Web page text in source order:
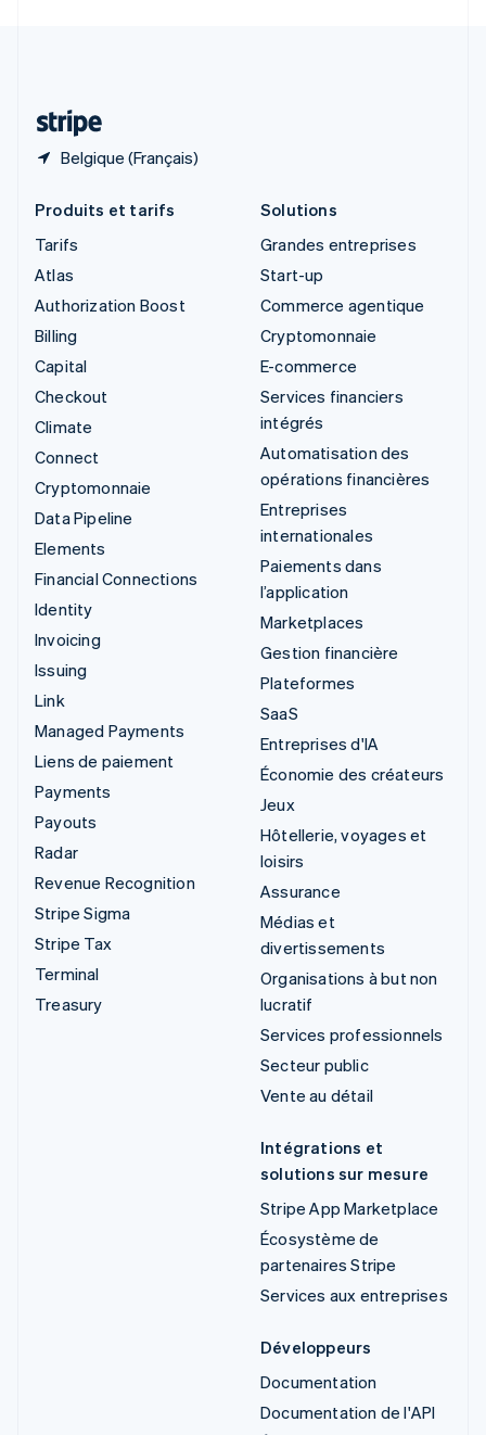
Belgique (Français)
Produits et tarifs
Tarifs
Atlas
Authorization Boost
Billing
Capital
Checkout
Climate
Connect
Cryptomonnaie
Data Pipeline
Elements
Financial Connections
Identity
Invoicing
Issuing
Link
Managed Payments
Liens de paiement
Payments
Payouts
Radar
Revenue Recognition
Stripe Sigma
Stripe Tax
Terminal
Treasury
Solutions
Grandes entreprises
Start-up
Commerce agentique
Cryptomonnaie
E-commerce
Services financiers
intégrés
Automatisation des
opérations financières
Entreprises
internationales
Paiements dans
l’application
Marketplaces
Gestion financière
Plateformes
SaaS
Entreprises d'IA
Économie des créateurs
Jeux
Hôtellerie, voyages et
loisirs
Assurance
Médias et
divertissements
Organisations à but non
lucratif
Services professionnels
Secteur public
Vente au détail
Intégrations et
solutions sur mesure
Stripe App Marketplace
Écosystème de
partenaires Stripe
Services aux entreprises
Développeurs
Documentation
Documentation de l'API